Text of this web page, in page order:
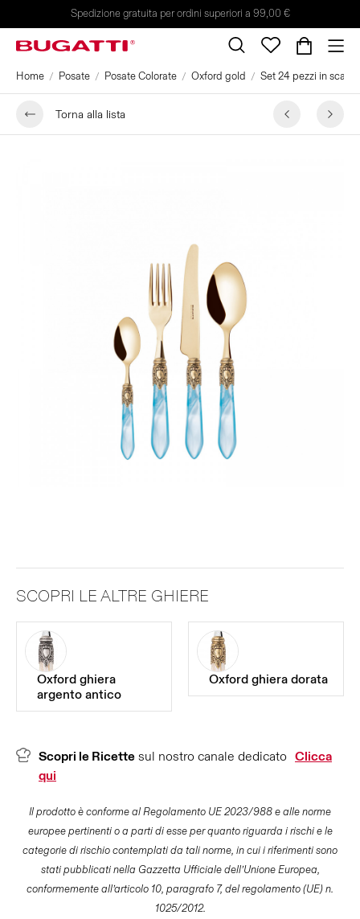
Spedizione gratuita per ordini superiori a 99,00 €
Home Posate Posate Colorate Oxford gold Set 24 pezzi in
Torna alla lista
SCOPRI LE ALTRE GHIERE
Oxford ghiera
argento antico
Oxford ghiera dorata
Scopri le Ricette sul nostro canale dedicato Clicca
qui
Il prodotto è conforme al Regolamento UE 2023/988 e alle norme
europee pertinenti o a parti di esse per quanto riguarda i rischi e le
categorie di rischio contemplati da tali norme, in cui i riferimenti sono
stati pubblicati nella Gazzetta Ufficiale dell’Unione Europea,
conformemente all’articolo 10, paragrafo 7, del regolamento (UE) n.
1025/2012.